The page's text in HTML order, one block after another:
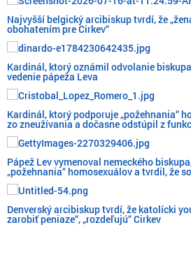
Najvyšší belgický arcibiskup tvrdí, že
obohatením pre Cirkev“
Kardinál, ktorý oznámil odvolanie
vedenie pápeža Leva
Kardinál, ktorý podporuje „požehnania“
zo zneužívania a dočasne odstúpil z
Pápež Lev vymenoval nemeckého
„požehnania“ homosexuálov a tvrdil, že
Denverský arcibiskup tvrdí, že katolícki
zarobiť peniaze“, „rozdeľujú“ Cirkev